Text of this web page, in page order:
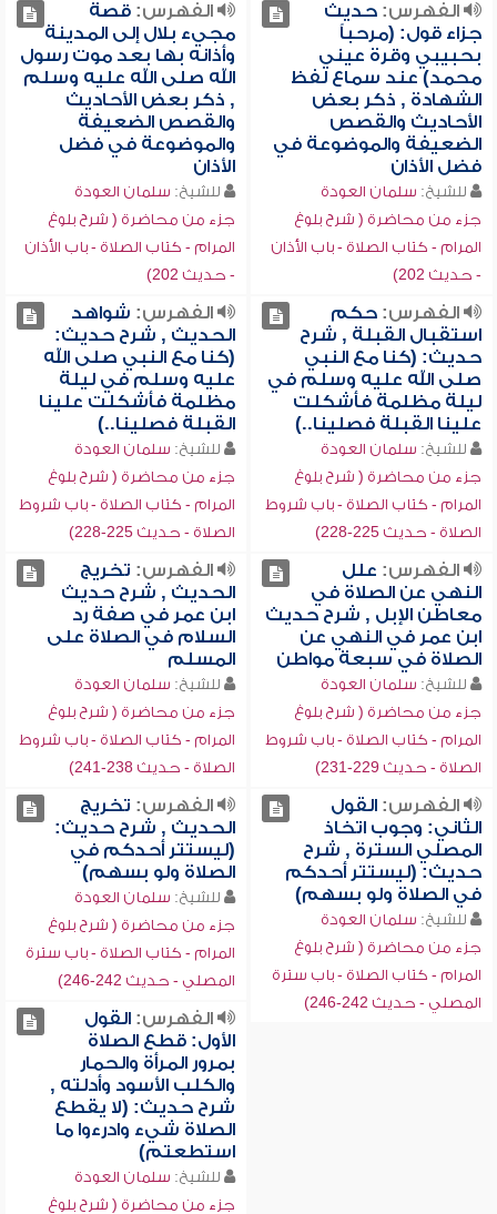
الفهرس:حديث
جزاء قول: (مرحباً
بحبيبي وقرة عيني
محمد) عند سماع لفظ
الشهادة , ذكر بعض
الأحاديث والقصص
الضعيفة والموضوعة في
فضل الأذان
للشيخ: سلمان العودة
جزء من محاضرة ( شرح بلوغ
المرام - كتاب الصلاة - باب الأذان
- حديث 202)
الفهرس:قصة
مجيء بلال إلى المدينة
وأذانه بها بعد موت رسول
الله صلى الله عليه وسلم
, ذكر بعض الأحاديث
والقصص الضعيفة
والموضوعة في فضل
الأذان
للشيخ: سلمان العودة
جزء من محاضرة ( شرح بلوغ
المرام - كتاب الصلاة - باب الأذان
- حديث 202)
الفهرس:حكم
استقبال القبلة , شرح
حديث: (كنا مع النبي
صلى الله عليه وسلم في
ليلة مظلمة فأشكلت
علينا القبلة فصلينا..)
للشيخ: سلمان العودة
جزء من محاضرة ( شرح بلوغ
المرام - كتاب الصلاة - باب شروط
الصلاة - حديث 225-228)
الفهرس: شواهد
الحديث , شرح حديث:
(كنا مع النبي صلى الله
عليه وسلم في ليلة
مظلمة فأشكلت علينا
القبلة فصلينا..)
للشيخ: سلمان العودة
جزء من محاضرة ( شرح بلوغ
المرام - كتاب الصلاة - باب شروط
الصلاة - حديث 225-228)
الفهرس: علل
النهي عن الصلاة في
معاطن الإبل , شرح حديث
ابن عمر في النهي عن
الصلاة في سبعة مواطن
للشيخ: سلمان العودة
جزء من محاضرة ( شرح بلوغ
المرام - كتاب الصلاة - باب شروط
الصلاة - حديث 229-231)
الفهرس: تخريج
الحديث , شرح حديث
ابن عمر في صفة رد
السلام في الصلاة على
المسلم
للشيخ: سلمان العودة
جزء من محاضرة ( شرح بلوغ
المرام - كتاب الصلاة - باب شروط
الصلاة - حديث 238-241)
الفهرس:القول
الثاني: وجوب اتخاذ
المصلي السترة , شرح
حديث: (ليستتر أحدكم
في الصلاة ولو بسهم)
للشيخ: سلمان العودة
جزء من محاضرة ( شرح بلوغ
المرام - كتاب الصلاة - باب سترة
المصلي - حديث 242-246)
الفهرس: تخريج
الحديث , شرح حديث:
(ليستتر أحدكم في
الصلاة ولو بسهم)
للشيخ: سلمان العودة
جزء من محاضرة ( شرح بلوغ
المرام - كتاب الصلاة - باب سترة
المصلي - حديث 242-246)
الفهرس:القول
الأول: قطع الصلاة
بمرور المرأة والحمار
والكلب الأسود وأدلته ,
شرح حديث: (لا يقطع
الصلاة شيء وادرءوا ما
استطعتم)
للشيخ: سلمان العودة
جزء من محاضرة ( شرح بلوغ